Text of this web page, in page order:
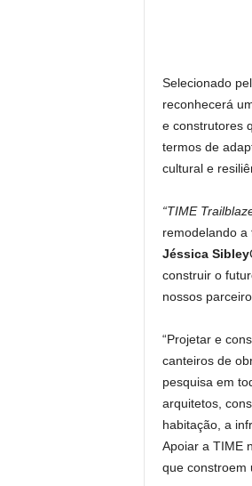
Selecionado
reconhecerá
e construtores
termos de
cultural e
“TIME
remodelando a
Jéssica Sibley
construir o
nossos
“Projetar e
canteiros de
pesquisa em
arquitetos,
habitação, a
Apoiar a TIME
que constroem